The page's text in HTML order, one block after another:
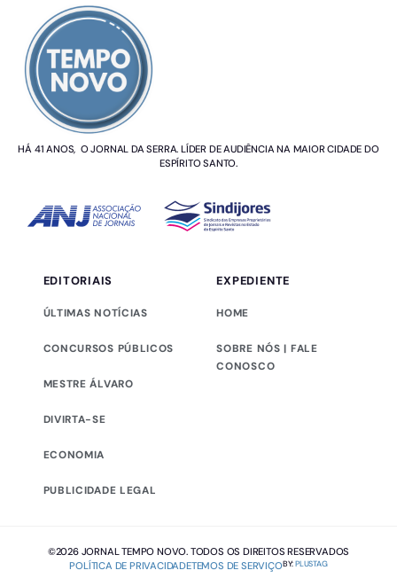
HÁ 41 ANOS, O JORNAL DA SERRA. LÍDER DE AUDIÊNCIA NA MAIOR CIDADE DO
ESPÍRITO SANTO.
EDITORIAIS
ÚLTIMAS NOTÍCIAS
CONCURSOS PÚBLICOS
MESTRE ÁLVARO
DIVIRTA-SE
ECONOMIA
PUBLICIDADE LEGAL
EXPEDIENTE
HOME
SOBRE NÓS | FALE
CONOSCO
©2026 JORNAL TEMPO NOVO. TODOS OS DIREITOS RESERVADOS
POLÍTICA DE PRIVACIDADETEMOS DE SERVIÇOBY:PLUSTAG